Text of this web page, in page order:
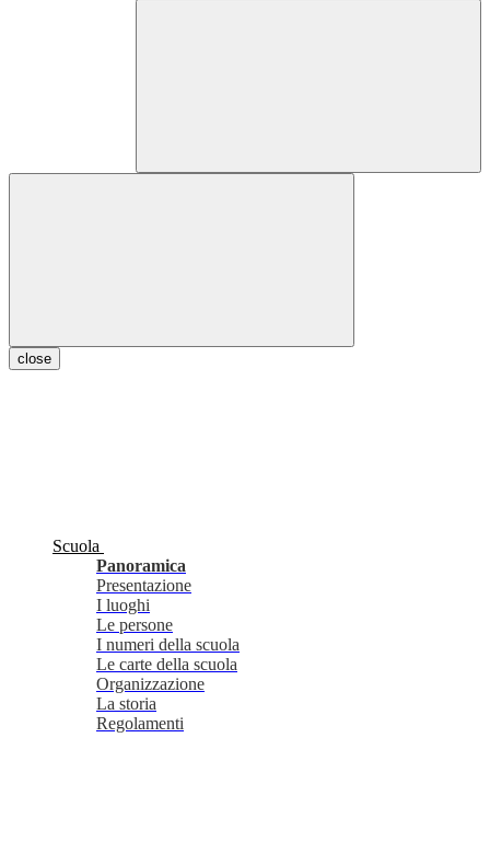
close
Scuola
Panoramica
Presentazione
I luoghi
Le persone
I numeri della scuola
Le carte della scuola
Organizzazione
La storia
Regolamenti